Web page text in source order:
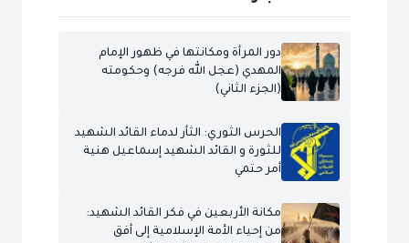
دور المرأة ومكانتها في ظهور الإمام
المهدي (عجل الله فرجه) وحكومته
(الجزء الثاني)
الحرس الثوري: الثأر لدماء القائد الشهيد
للثورة و القائد الشهيد إسماعيل هنية
أمر حتمي
مكانة الأربعين في فكر القائد الشهيد:
من إحياء الأمة الإسلامية إلى أفق